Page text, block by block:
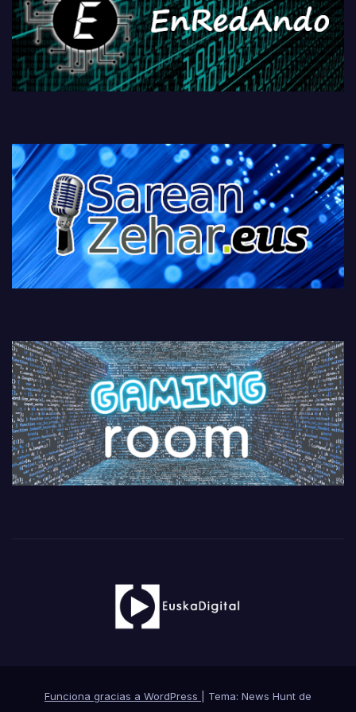
Funciona gracias a WordPress
Tema: News Hunt de